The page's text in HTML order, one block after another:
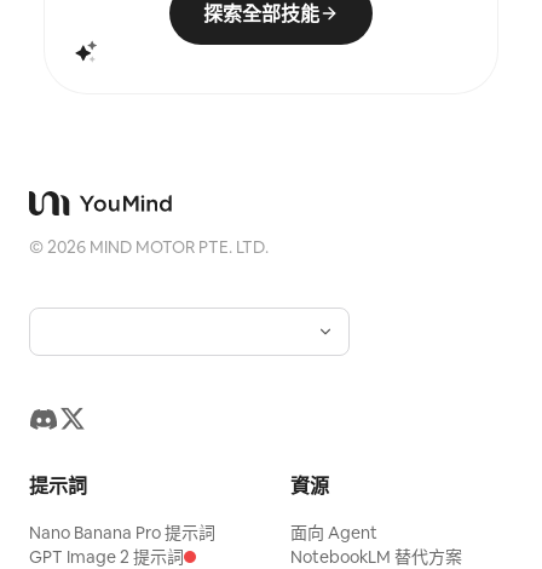
探索全部技能
©2026 MIND MOTOR PTE. LTD.
提示詞
Nano Banana Pro 提示詞
GPT Image 2 提示詞
資源
面向 Agent
NotebookLM 替代方案